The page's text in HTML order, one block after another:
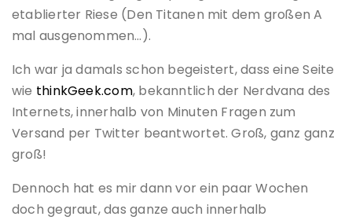
etablierter Riese (Den Titanen mit dem großen A
mal ausgenommen…).
Ich war ja damals schon begeistert, dass eine Seite
wie thinkGeek.com, bekanntlich der Nerdvana des
Internets, innerhalb von Minuten Fragen zum
Versand per Twitter beantwortet. Groß, ganz ganz
groß!
Dennoch hat es mir dann vor ein paar Wochen
doch gegraut, das ganze auch innerhalb